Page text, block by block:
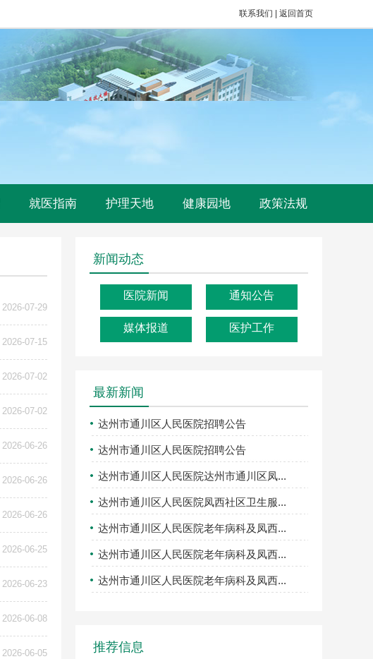
联系我们 返回首页
就医指南 护理天地 健康园地 政策法规
2026-07-29
2026-07-15
2026-07-02
2026-07-02
2026-06-26
2026-06-26
2026-06-26
2026-06-25
2026-06-23
2026-06-08
2026-06-05
新闻动态
医院新闻 通知公告
媒体报道 医护工作
最新新闻
达州市通川区人民医院招聘公告
达州市通川区人民医院招聘公告
达州市通川区人民医院达州市通川区凤...
达州市通川区人民医院凤西社区卫生服...
达州市通川区人民医院老年病科及凤西...
达州市通川区人民医院老年病科及凤西...
达州市通川区人民医院老年病科及凤西...
推荐信息